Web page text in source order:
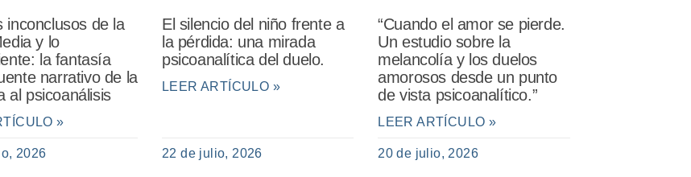
inconclusos de la
y lo
la fantasía
narrativo de la
al psicoanálisis
»
2026
El silencio del niño frente a
la pérdida: una mirada
psicoanalítica del duelo.
LEER ARTÍCULO »
22 de julio, 2026
“Cuando el amor se pierde.
Un estudio sobre la
melancolía y los duelos
amorosos desde un punto
de vista psicoanalítico.”
LEER ARTÍCULO »
20 de julio, 2026